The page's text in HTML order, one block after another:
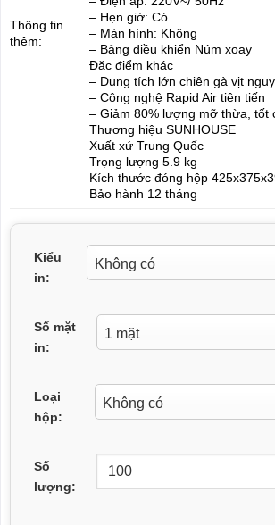
Thông tin
thêm:
– Hẹn giờ: Có
– Màn hình: Không
– Bảng điều khiển Núm xoay
Đặc điểm khác
– Dung tích lớn chiên gà vịt
– Công nghệ Rapid Air tiên tiến
– Giảm 80% lượng mỡ thừa, tốt
Thương hiệu SUNHOUSE
Xuất xứ Trung Quốc
Trọng lượng 5.9 kg
Kích thước đóng hộp
Bảo hành 12 tháng
Kiểu
in:
Số mặt
in:
Loại
hộp:
Số
lượng: